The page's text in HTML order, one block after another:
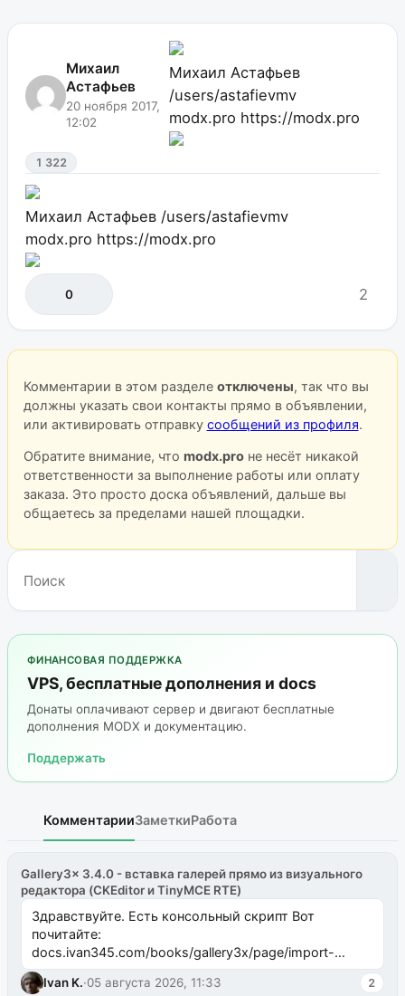
Михаил
Астафьев
20 ноября 2017,
12:02
Михаил Астафьев
/users/astafievmv
modx.pro https://modx.pro
1 322
Михаил Астафьев /users/astafievmv
modx.pro https://modx.pro
0 2
Комментарии в этом разделе отключены, так что вы
должны указать свои контакты прямо в объявлении,
или активировать отправку сообщений из профиля.
Обратите внимание, что modx.proне несёт никакой
ответственности за выполнение работы или оплату
заказа. Это просто доска объявлений, дальше вы
общаетесь за пределами нашей площадки.
ФИНАНСОВАЯ ПОДДЕРЖКА
VPS, бесплатные дополнения и docs
Донаты оплачивают сервер и двигают бесплатные
дополнения MODX и документацию.
Поддержать
КомментарииЗаметкиРабота
Gallery3x 3.4.0 - вставка галерей прямо из визуального
редактора (CKEditor и TinyMCE RTE)
Здравствуйте. Есть консольный скрипт Вот
почитайте:
docs.ivan345.com/books/gallery3x/page/import-
ms2galleryphp
Ivan K.·05 августа 2026, 11:33 2